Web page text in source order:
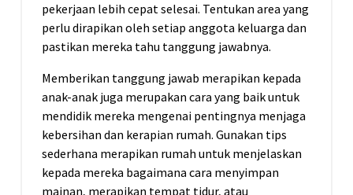
pekerjaan lebih cepat selesai. Tentukan area yang
perlu dirapikan oleh setiap anggota keluarga dan
pastikan mereka tahu tanggung jawabnya.
Memberikan tanggung jawab merapikan kepada
anak-anak juga merupakan cara yang baik untuk
mendidik mereka mengenai pentingnya menjaga
kebersihan dan kerapian rumah. Gunakan tips
sederhana merapikan rumah untuk menjelaskan
kepada mereka bagaimana cara menyimpan
mainan, merapikan tempat tidur, atau